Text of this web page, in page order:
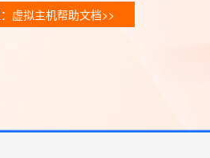
虚拟主机帮助文档>>